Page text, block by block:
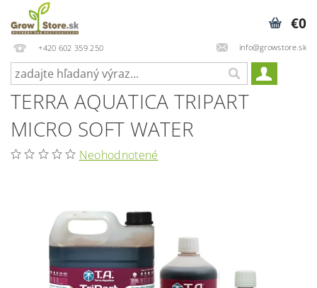
+420 602 359 250 info@growstore.sk
€0
TERRA AQUATICA TRIPART
MICRO SOFT WATER
Neohodnotené